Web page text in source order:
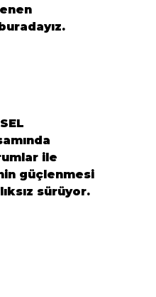
ile
güçlenmesi
sürüyor.